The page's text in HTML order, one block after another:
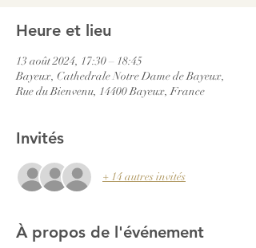
Heure et lieu
13 août 2024, 17:30 – 18:45
Bayeux, Cathedrale Notre Dame de Bayeux,
Rue du Bienvenu, 14400 Bayeux, France
Invités
+ 14 autres invités
À propos de l'événement